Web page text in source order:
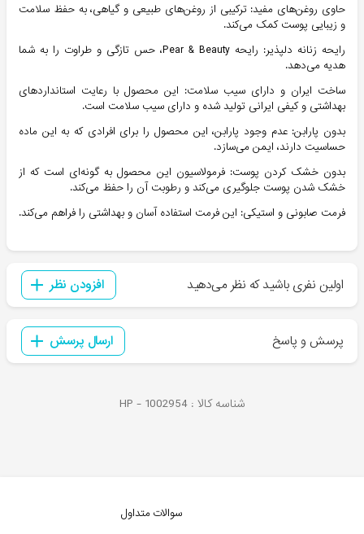
حاوی روغن‌های مفید: ترکیبی از روغن‌های طبیعی و گیاهی، به حفظ سلامت
و زیبایی پوست کمک می‌کند.
رایحه زنانه دلپذیر: رایحه Pear & Beauty، حس تازگی و طراوت را به شما
هدیه می‌دهد.
ساخت ایران و دارای سیب سلامت: این محصول با رعایت استانداردهای
بهداشتی و کیفی ایرانی تولید شده و دارای سیب سلامت است.
بدون پارابن: عدم وجود پارابن، این محصول را برای افرادی که به این ماده
حساسیت دارند، ایمن می‌سازد.
بدون خشک کردن پوست: فرمولاسیون این محصول به گونه‌ای است که از
خشک شدن پوست جلوگیری می‌کند و رطوبت آن را حفظ می‌کند.
فرمت صابونی و استیکی: این فرمت استفاده آسان و بهداشتی را فراهم می‌کند.
اولین نفری باشید که نظر می‌دهید افزودن نظر
پرسش و پاسخ ارسال پرسش
شناسه کالا : HP - 1002954
سوالات متداول